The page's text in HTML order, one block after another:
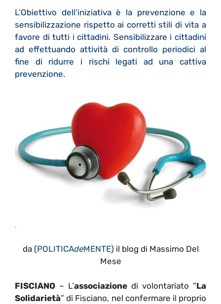
L’Obiettivo dell’iniziativa è la prevenzione e la
sensibilizzazione rispetto ai corretti stili di vita a
favore di tutti i cittadini. Sensibilizzare i cittadini
ad effettuando attività di controllo periodici al
fine di ridurre i rischi legati ad una cattiva
prevenzione.
.
da (POLITICAdeMENTE) il blog di Massimo Del
Mese
FISCIANO – L’associazione di volontariato “La
Solidarietà” di Fisciano, nel confermare il proprio